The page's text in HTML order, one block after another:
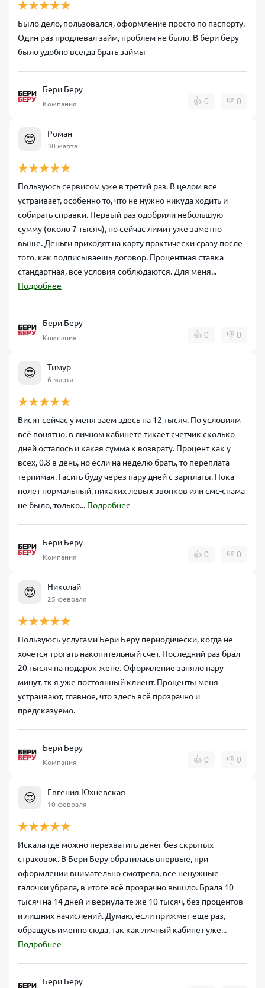
Было дело, пользовался, оформление просто по паспорту.
Один раз продлевал займ, проблем не было. В бери беру
было удобно всегда брать займы
Бери Беру
Компания 👍 0 👎 0
😍 Роман
30 марта
Пользуюсь сервисом уже в третий раз. В целом все
устраивает, особенно то, что не нужно никуда ходить и
собирать справки. Первый раз одобрили небольшую
сумму (около 7 тысяч), но сейчас лимит уже заметно
выше. Деньги приходят на карту практически сразу после
того, как подписываешь договор. Процентная ставка
стандартная, все условия соблюдаются. Для меня...
Подробнее
Бери Беру
Компания 👍 0 👎 0
😍 Тимур
6 марта
Висит сейчас у меня заем здесь на 12 тысяч. По условиям
всё понятно, в личном кабинете тикает счетчик сколько
дней осталось и какая сумма к возврату. Процент как у
всех, 0.8 в день, но если на неделю брать, то переплата
терпимая. Гасить буду через пару дней с зарплаты. Пока
полет нормальный, никаких левых звонков или смс-спама
не было, только... Подробнее
Бери Беру
Компания 👍 0 👎 0
😍 Николай
25 февраля
Пользуюсь услугами Бери Беру периодически, когда не
хочется трогать накопительный счет. Последний раз брал
20 тысяч на подарок жене. Оформление заняло пару
минут, тк я уже постоянный клиент. Проценты меня
устраивают, главное, что здесь всё прозрачно и
предсказуемо.
Бери Беру
Компания 👍 0 👎 0
😍 Евгения Юхневская
10 февраля
Искала где можно перехватить денег без скрытых
страховок. В Бери Беру обратилась впервые, при
оформлении внимательно смотрела, все ненужные
галочки убрала, в итоге всё прозрачно вышло. Брала 10
тысяч на 14 дней и вернула те же 10 тысяч, без процентов
и лишних начислений. Думаю, если прижмет еще раз,
обращусь именно сюда, так как личный кабинет уже...
Подробнее
Бери Беру